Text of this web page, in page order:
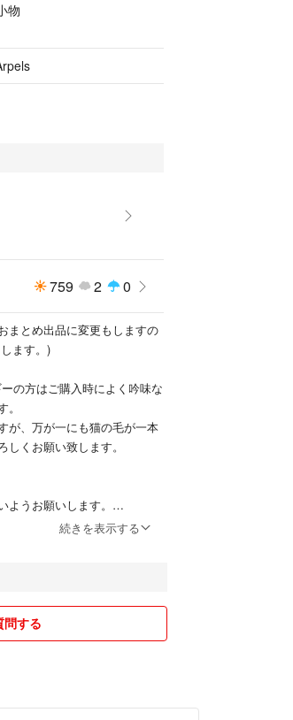
物
759 2 0
まとめ出品に変更もしますの
ます。)
の方はご購入時によく吟味な
が、万が一にも猫の毛が一本
くお願い致します。
うお願いします。
突然の削除もございます。
希望される方はご一報くださ
続きを表示する
問する